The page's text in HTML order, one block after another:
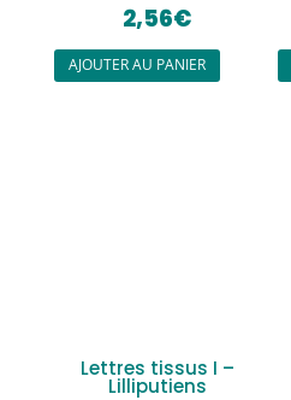
2,56€
AJOUTER AU PANIER
Lettres tissus I –
Lilliputiens